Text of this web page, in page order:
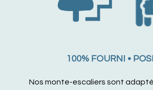
100% FOURNI •
Nos monte-escaliers sont